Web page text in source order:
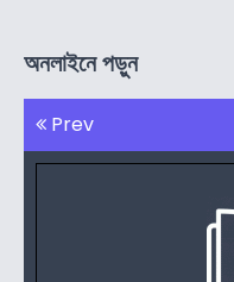
অনলাইনে পড়ুন
Prev